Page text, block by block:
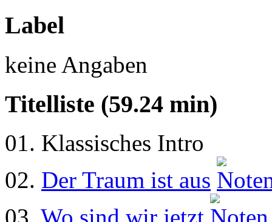
Label
keine Angaben
Titelliste (59.24 min)
01. Klassisches Intro
02. Der Traum ist aus